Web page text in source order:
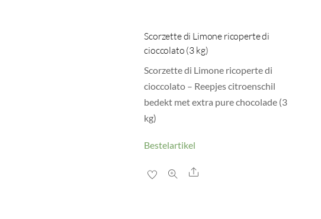
Scorzette di Limone ricoperte di
cioccolato (3 kg)
Scorzette di Limone ricoperte di
cioccolato – Reepjes citroenschil
bedekt met extra pure chocolade (3
kg)
Bestelartikel
Share